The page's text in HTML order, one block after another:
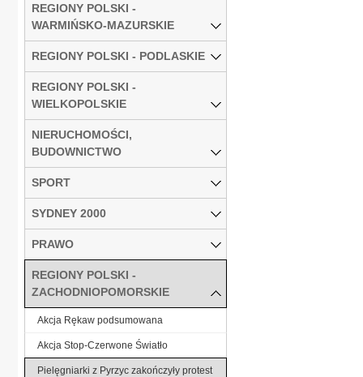
REGIONY POLSKI -
WARMIŃSKO-MAZURSKIE
REGIONY POLSKI - PODLASKIE
REGIONY POLSKI -
WIELKOPOLSKIE
NIERUCHOMOŚCI,
BUDOWNICTWO
SPORT
SYDNEY 2000
PRAWO
REGIONY POLSKI -
ZACHODNIOPOMORSKIE
Akcja Rękaw podsumowana
Akcja Stop-Czerwone Światło
Pielęgniarki z Pyrzyc zakończyły protest